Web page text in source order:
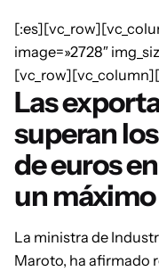
image=»2728″
Las
superan
de euros
un
La ministra de
Maroto, ha afirmado